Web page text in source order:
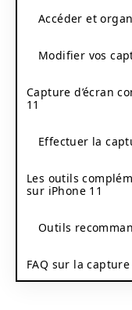
Accéder et
Modifier vos
Capture d’écran
11
Effectuer la
Les outils
sur iPhone 11
Outils
FAQ sur la capture